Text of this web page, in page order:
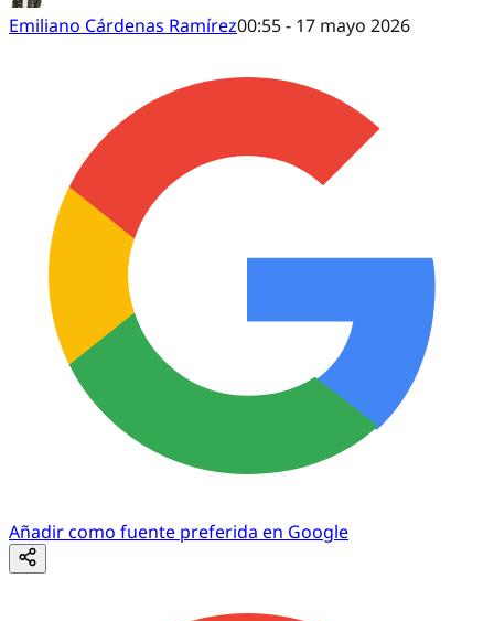
Emiliano Cárdenas Ramírez00:55 - 17 mayo 2026
Añadir como fuente preferida en Google